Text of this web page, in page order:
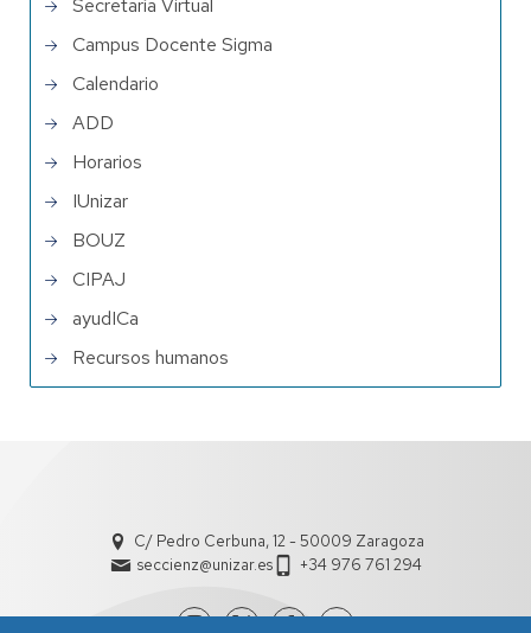
Secretaría Virtual
Campus Docente Sigma
Calendario
ADD
Horarios
IUnizar
BOUZ
CIPAJ
ayudICa
Recursos humanos
C/ Pedro Cerbuna, 12 - 50009 Zaragoza
seccienz@unizar.es
+34 976 761 294